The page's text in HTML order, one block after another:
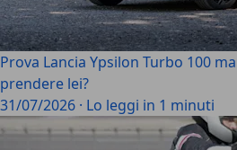
Prova Lancia Ypsilon Turbo 100
prendere lei?
31/07/2026 · Lo leggi in 1 minuti